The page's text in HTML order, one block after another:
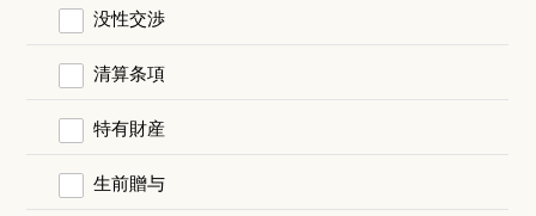
没性交渉
清算条項
特有財産
生前贈与